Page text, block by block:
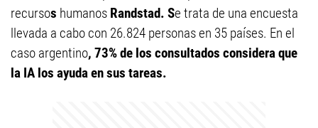
recursos humanos Randstad. Se trata de una encuesta
llevada a cabo con 26.824 personas en 35 países. En el
caso argentino, 73% de los consultados considera que
la IA los ayuda en sus tareas.